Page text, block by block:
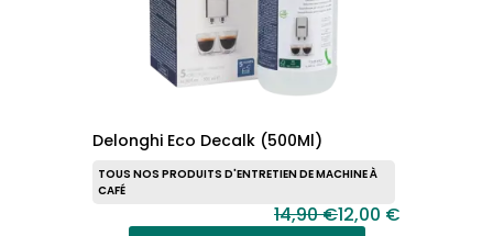
Delonghi Eco Decalk (500Ml)
TOUS NOS PRODUITS D'ENTRETIEN DE MACHINE À
CAFÉ
14,90 €12,00 €